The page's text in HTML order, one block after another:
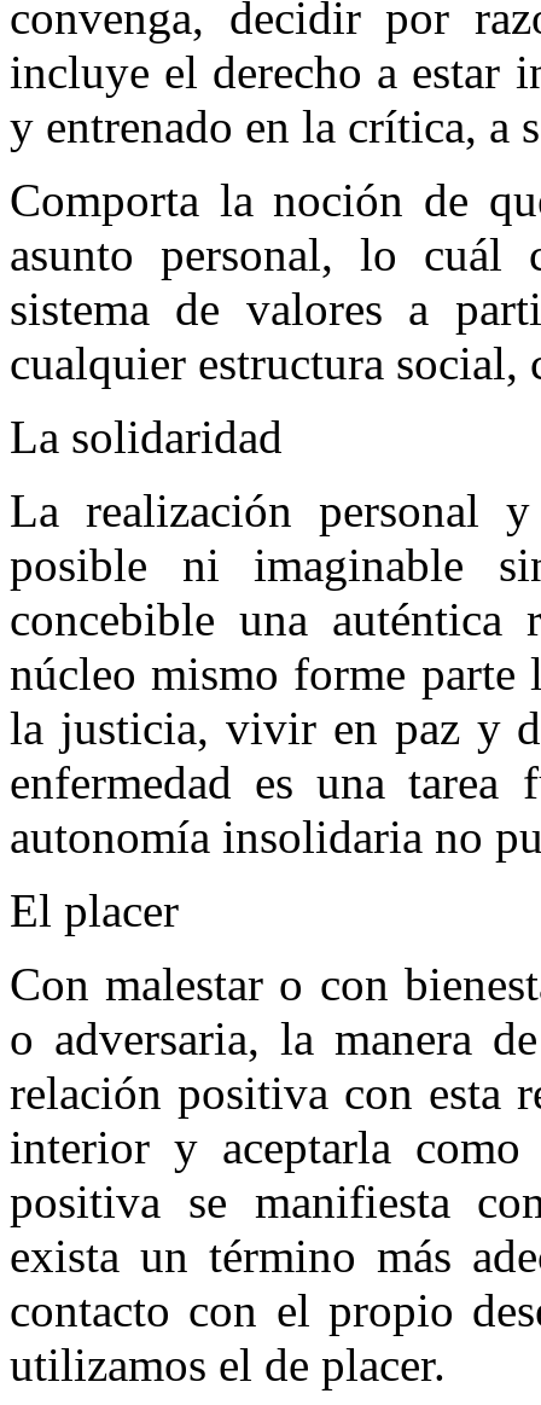
convenga, decidir por
incluye el derecho a estar
y entrenado en la crítica, a
Comporta la noción de
asunto personal, lo cuál
sistema de valores a
cualquier estructura social,
La solidaridad
La realización personal
posible ni imaginable
concebible una auténtica
núcleo mismo forme parte
la justicia, vivir en paz y
enfermedad es una tarea
autonomía insolidaria no
El placer
Con malestar o con
o adversaria, la manera
relación positiva con esta
interior y aceptarla
positiva se manifiesta
exista un término más
contacto con el propio
utilizamos el de placer.